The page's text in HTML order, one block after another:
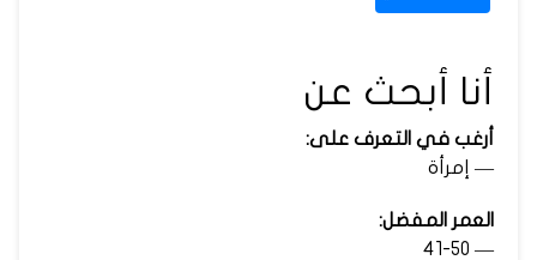
أنا أبحث عن
أرغب في التعرف على:
— إمرأة
العمر المفضل:
— 41-50